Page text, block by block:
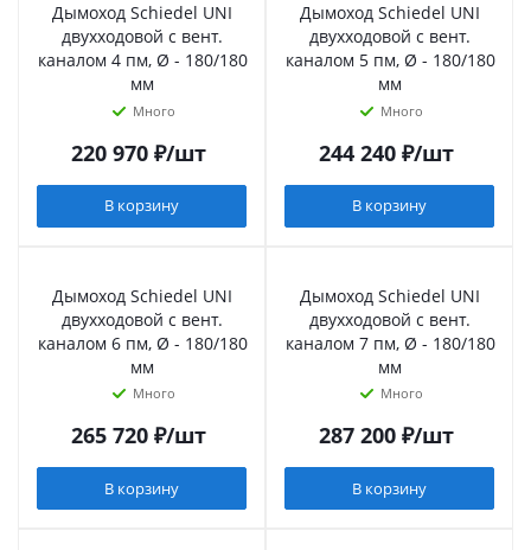
Дымоход Schiedel UNI
двухходовой с вент.
каналом 4 пм, Ø - 180/180
мм
Много
220 970₽/шт
В корзину
Дымоход Schiedel UNI
двухходовой с вент.
каналом 5 пм, Ø - 180/180
мм
Много
244 240₽/шт
В корзину
Дымоход Schiedel UNI
двухходовой с вент.
каналом 6 пм, Ø - 180/180
мм
Много
265 720₽/шт
В корзину
Дымоход Schiedel UNI
двухходовой с вент.
каналом 7 пм, Ø - 180/180
мм
Много
287 200₽/шт
В корзину